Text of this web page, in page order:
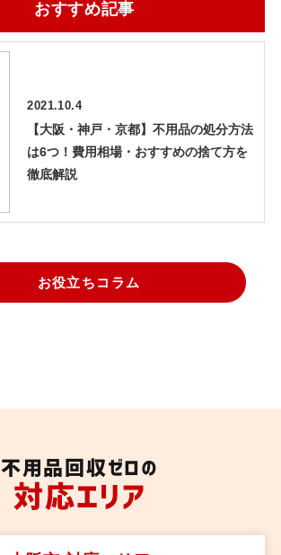
おすすめ記事
2021.10.4
【大阪・神戸・京都】不用品の処分方法
は6つ！費用相場・おすすめの捨て方を
徹底解説
お役立ちコラム
不用品回収ゼロの
対応エリア